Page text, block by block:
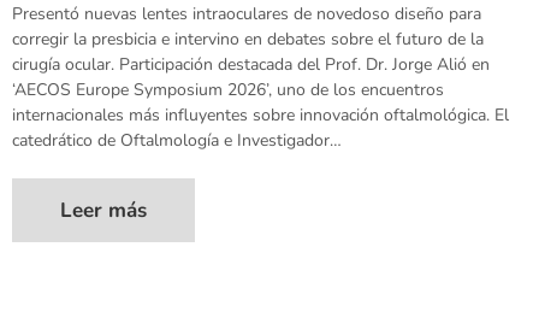
Presentó nuevas lentes intraoculares de novedoso diseño para
corregir la presbicia e intervino en debates sobre el futuro de la
cirugía ocular. Participación destacada del Prof. Dr. Jorge Alió en
‘AECOS Europe Symposium 2026’, uno de los encuentros
internacionales más influyentes sobre innovación oftalmológica. El
catedrático de Oftalmología e Investigador…
Leer más